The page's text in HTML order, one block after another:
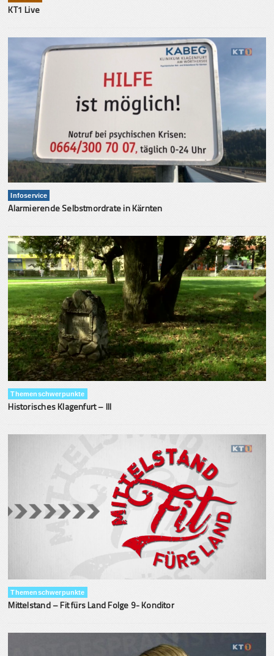
KT1 Live
Infoservice
Alarmierende Selbstmordrate in Kärnten
Themenschwerpunkte
Historisches Klagenfurt – III
Themenschwerpunkte
Mittelstand – Fit fürs Land Folge 9- Konditor